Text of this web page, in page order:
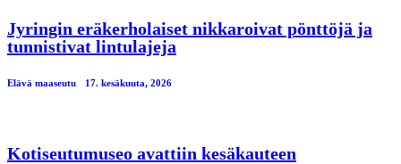
Jyringin eräkerholaiset nikkaroivat pönttöjä ja
tunnistivat lintulajeja
Elävä maaseutu 17. kesäkuuta, 2026
Kotiseutumuseo avattiin kesäkauteen